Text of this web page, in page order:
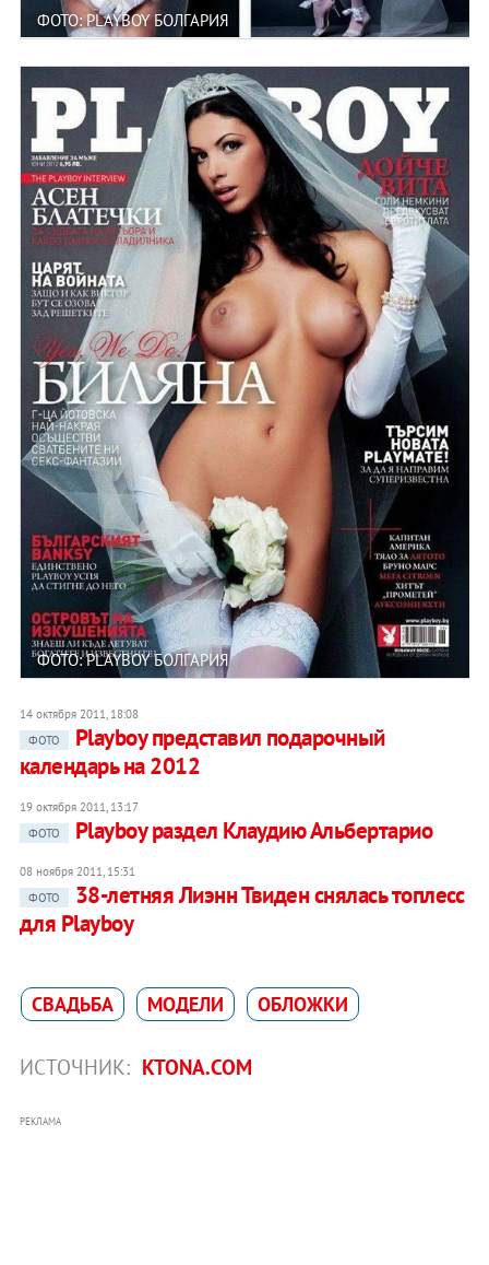
ФОТО: PLAYBOY БОЛГАРИЯ
ФОТО: PLAYBOY БОЛГАРИЯ
14 октября 2011, 18:08
ФОТО
Playboy представил подарочный
календарь на 2012
19 октября 2011, 13:17
ФОТО
Playboy раздел Клаудию Альбертарио
08 ноября 2011, 15:31
ФОТО
38-летняя Лиэнн Твиден снялась топлесс
для Playboy
СВАДЬБА МОДЕЛИ ОБЛОЖКИ
ИСТОЧНИК: KTONA.COM
РЕКЛАМА